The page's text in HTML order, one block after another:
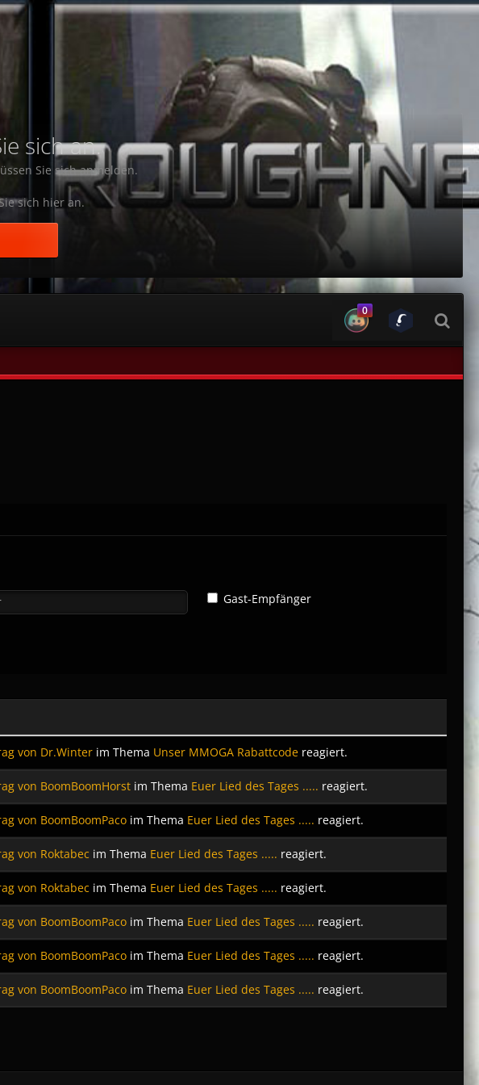
sich an.
Sie sich anmelden.
sich hier an.
0
Gast-Empfänger
von Dr.Winter im Thema Unser MMOGA Rabattcode reagiert.
von BoomBoomHorst im Thema Euer Lied des Tages ..... reagiert.
von BoomBoomPaco im Thema Euer Lied des Tages ..... reagiert.
von Roktabec im Thema Euer Lied des Tages ..... reagiert.
von Roktabec im Thema Euer Lied des Tages ..... reagiert.
von BoomBoomPaco im Thema Euer Lied des Tages ..... reagiert.
von BoomBoomPaco im Thema Euer Lied des Tages ..... reagiert.
von BoomBoomPaco im Thema Euer Lied des Tages ..... reagiert.